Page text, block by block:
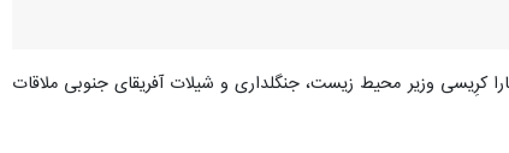
سفیر جمهوری اسلامی ایران در آفریقای جنوبی نوشت: امروز پنج شنبه ۱۲ مرداد ۱۴۰۲ با باربارا کرِیسی وزیر محیط زیست، جنگلداری و شیلات آفریقای جنوبی ملاقات